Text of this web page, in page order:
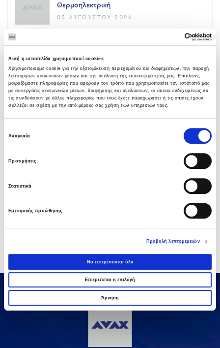
Αυτή η ιστοσελίδα χρησιμοποιεί cookies
Χρησιμοποιούμε cookie για την εξατομίκευση περιεχομένου και διαφημίσεων, την παροχή
λειτουργιών κοινωνικών μέσων και την ανάλυση της επισκεψιμότητάς μας. Επιπλέον,
μοιραζόμαστε πληροφορίες που αφορούν τον τρόπο που χρησιμοποιείτε τον ιστότοπό μας
με συνεργάτες κοινωνικών μέσων, διαφήμισης και αναλύσεων, οι οποίοι ενδεχομένως να
τις συνδυάσουν με άλλες πληροφορίες που τους έχετε παραχωρήσει ή τις οποίες έχουν
συλλέξει σε σχέση με την από μέρους σας χρήση των υπηρεσιών τους.
Αναγκαία
Προτιμήσεις
Στατιστικά
Εμπορικής προώθησης
Προβολή λεπτομερειών
Να επιτρέπονται όλα
Επιτρέπεται η επιλογή
Άρνηση
Θερμοηλεκτρική
05 ΑΥΓΟΎΣΤΟΥ 2026
Όμιλος AVAX: Ανάληψη έργου κατασκευής
σταθμού παραγωγής ηλεκτρικής ενέργειας
800 ΜW στη Λάρισα
05 ΑΥΓΟΎΣΤΟΥ 2026
Νέα σύμβαση ΕΤΕΘ με το ΑΝΑΤΟΛΙΑ για
Όμιλος AVAX: Νέα σύμβαση με το ΑΝΑΤΟΛΙΑ
για κτίριο 4.500 τμ που συμβάλλει στην
Όμιλος AVAX: Υπογραφή σύμβασης για νέο
Ρουμανία